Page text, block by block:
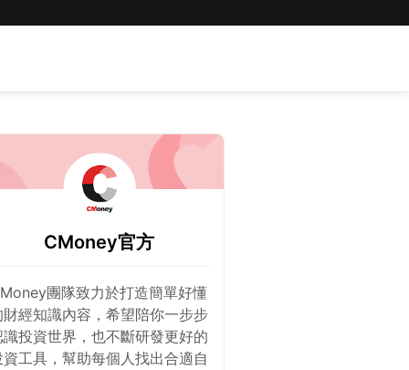
CMoney官方
團隊致力於打造簡單好懂
財經知識內容，希望陪你一步步
識投資世界，也不斷研發更好的
資工具，幫助每個人找出合適自